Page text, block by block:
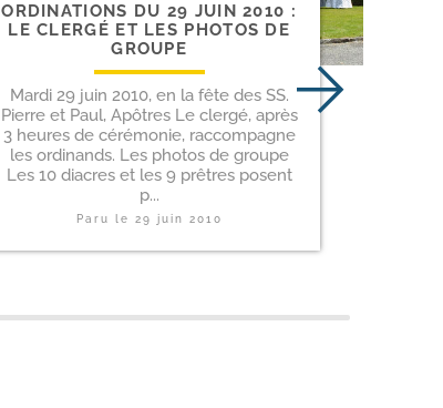
ORDINATIONS DU 29 JUIN 2010 :
LE CLERGÉ ET LES PHOTOS DE
GROUPE
Mardi 29 juin 2010, en la fête des SS.
Pierre et Paul, Apôtres Le clergé, après
3 heures de cérémonie, raccompagne
les ordinands. Les photos de groupe
Les 10 diacres et les 9 prêtres posent
p...
Paru le 29 juin 2010